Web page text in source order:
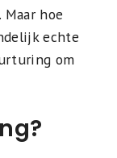
hoe
echte
om